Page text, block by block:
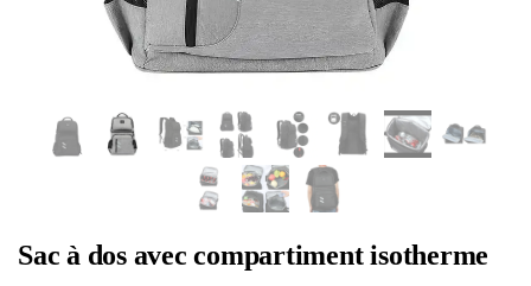
Sac à dos avec compartiment isotherme